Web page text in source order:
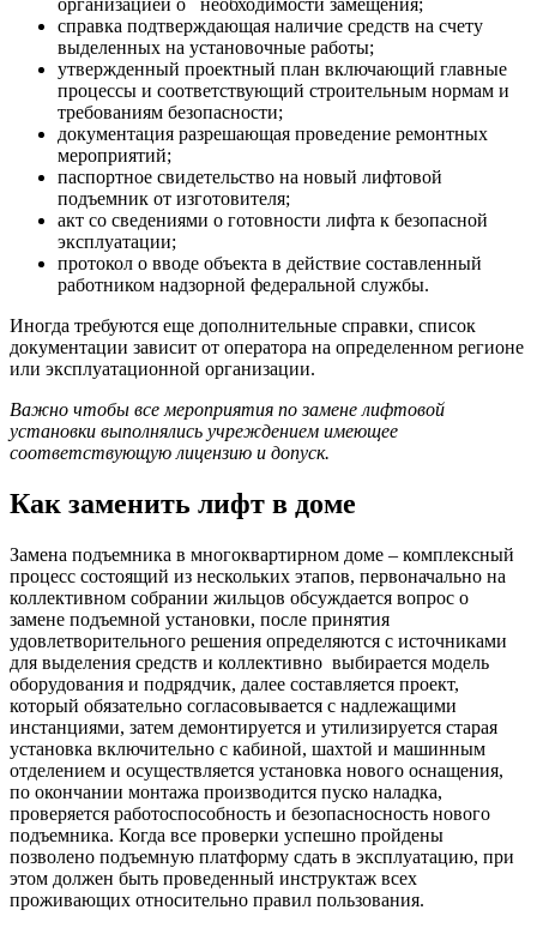
справка подтверждающая наличие средств на счету
выделенных на установочные работы;
утвержденный проектный план включающий главные
процессы и соответствующий строительным нормам и
требованиям безопасности;
документация разрешающая проведение ремонтных
мероприятий;
паспортное свидетельство на новый лифтовой
подъемник от изготовителя;
акт со сведениями о готовности лифта к безопасной
эксплуатации;
протокол о вводе объекта в действие составленный
работником надзорной федеральной службы.
Иногда требуются еще дополнительные справки, список
документации зависит от оператора на определенном регионе
или эксплуатационной организации.
Важно чтобы все мероприятия по замене лифтовой
установки выполнялись учреждением имеющее
соответствующую лицензию и допуск.
Как заменить лифт в доме
Замена подъемника в многоквартирном доме – комплексный
процесс состоящий из нескольких этапов, первоначально на
коллективном собрании жильцов обсуждается вопрос о
замене подъемной установки, после принятия
удовлетворительного решения определяются с источниками
для выделения средств и коллективно выбирается модель
оборудования и подрядчик, далее составляется проект,
который обязательно согласовывается с надлежащими
инстанциями, затем демонтируется и утилизируется старая
установка включительно с кабиной, шахтой и машинным
отделением и осуществляется установка нового оснащения,
по окончании монтажа производится пуско наладка,
проверяется работоспособность и безопасносность нового
подъемника. Когда все проверки успешно пройдены
позволено подъемную платформу сдать в эксплуатацию, при
этом должен быть проведенный инструктаж всех
проживающих относительно правил пользования.